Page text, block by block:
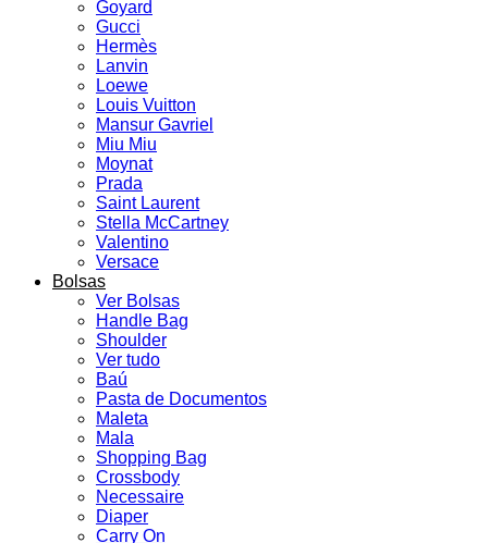
Goyard
Gucci
Hermès
Lanvin
Loewe
Louis Vuitton
Mansur Gavriel
Miu Miu
Moynat
Prada
Saint Laurent
Stella McCartney
Valentino
Versace
Bolsas
Ver Bolsas
Handle Bag
Shoulder
Ver tudo
Baú
Pasta de Documentos
Maleta
Mala
Shopping Bag
Crossbody
Necessaire
Diaper
Carry On